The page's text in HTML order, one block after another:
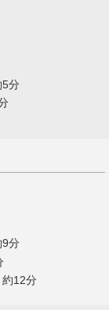
5分
9分
約12分